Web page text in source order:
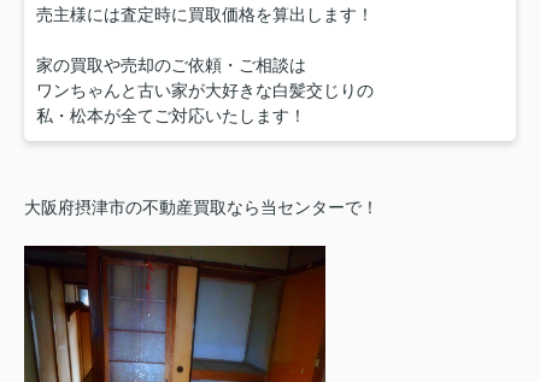
売主様には査定時に買取価格を算出します！
家の買取や売却のご依頼・ご相談は
ワンちゃんと古い家が大好きな白髪交じりの
私・松本が全てご対応いたします！
大阪府摂津市の不動産買取なら当センターで！